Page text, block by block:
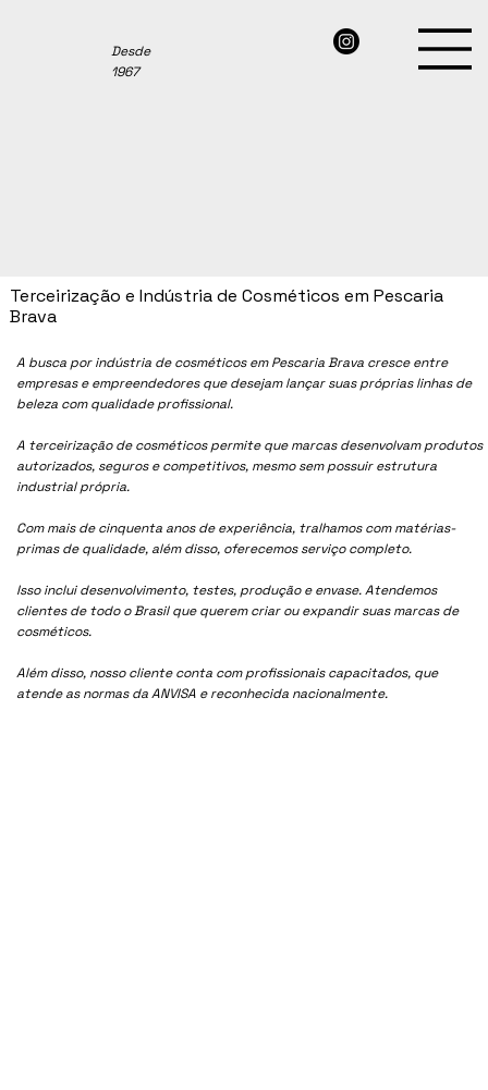
Desde
1967
A busca por indústria de cosméticos em Pescaria Brava cresce entre
empresas e empreendedores que desejam lançar suas próprias linhas de
beleza com qualidade profissional.
A terceirização de cosméticos permite que marcas desenvolvam produtos
autorizados, seguros e competitivos, mesmo sem possuir estrutura
industrial própria.
Com mais de cinquenta anos de experiência, tralhamos com matérias-
primas de qualidade, além disso, oferecemos serviço completo.
Isso inclui desenvolvimento, testes, produção e envase. Atendemos
clientes de todo o Brasil que querem criar ou expandir suas marcas de
cosméticos.
Além disso, nosso cliente conta com profissionais capacitados, que
atende as normas da ANVISA e reconhecida nacionalmente.
Terceirização e Indústria de Cosméticos em Pescaria
Brava